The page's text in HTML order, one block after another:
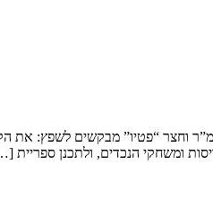
שיפוץ דופלקס בירושלים המשפחה: זוג שמארח את 4 הילדים ובני
ומשחקי הנכדים, ולתכנן ספריית